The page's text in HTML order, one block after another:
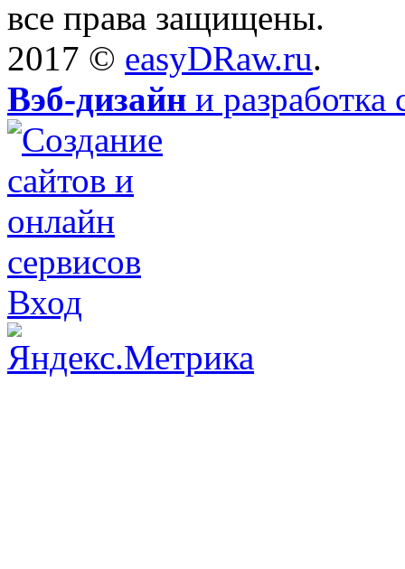
все права защищены.
2017 © easyDRaw.ru.
Вэб-дизайн и разработка
Вход